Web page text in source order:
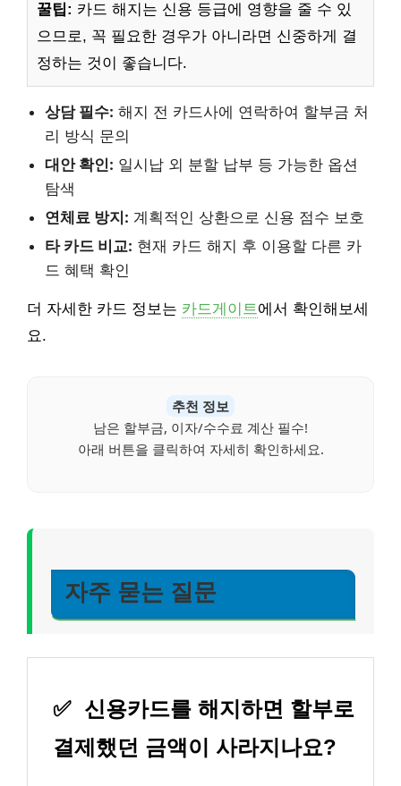
꿀팁: 카드 해지는 신용 등급에 영향을 줄 수 있
으므로, 꼭 필요한 경우가 아니라면 신중하게 결
정하는 것이 좋습니다.
상담 필수: 해지 전 카드사에 연락하여 할부금 처
리 방식 문의
대안 확인: 일시납 외 분할 납부 등 가능한 옵션
탐색
연체료 방지: 계획적인 상환으로 신용 점수 보호
타 카드 비교: 현재 카드 해지 후 이용할 다른 카
드 혜택 확인
더 자세한 카드 정보는 카드게이트에서 확인해보세
요.
추천 정보
남은 할부금, 이자/수수료 계산 필수!
아래 버튼을 클릭하여 자세히 확인하세요.
자주 묻는 질문
✅ 신용카드를 해지하면 할부로
결제했던 금액이 사라지나요?